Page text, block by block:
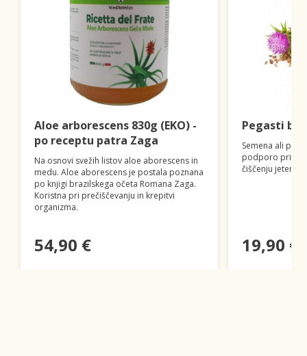
Aloe arborescens 830g (EKO) -
po receptu patra Zaga
Na osnovi svežih listov aloe aborescens in
medu. Aloe aborescens je postala poznana
po knjigi brazilskega očeta Romana Zaga.
Koristna pri prečiščevanju in krepitvi
organizma.
54,90 €
Pegasti
Semena ali
podporo pri
čiščenju jeter.
19,90 €